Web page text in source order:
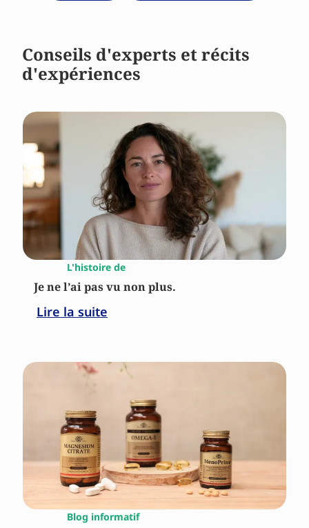
Conseils d'experts et récits
d'expériences
L'histoire de
Je ne l’ai pas vu non plus.
Lire la suite
Blog informatif